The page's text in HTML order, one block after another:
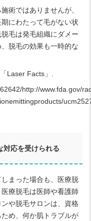
術ではありませんが、
にわたって毛がない状
毛は発毛組織にダメー
脱毛の効果も一時的な
Laser Facts 」.
http://www.fda.gov/
対応を受けられる
まった場合も、医療脱
療脱毛は医師や看護師
や脱毛サロンは、資格
め、何か肌トラブルが